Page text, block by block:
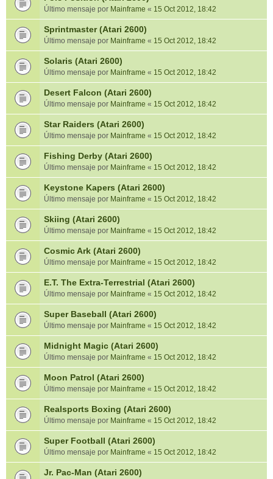
Último mensaje por Mainframe « 15 Oct 2012, 18:42
Sprintmaster (Atari 2600)
Último mensaje por Mainframe « 15 Oct 2012, 18:42
Solaris (Atari 2600)
Último mensaje por Mainframe « 15 Oct 2012, 18:42
Desert Falcon (Atari 2600)
Último mensaje por Mainframe « 15 Oct 2012, 18:42
Star Raiders (Atari 2600)
Último mensaje por Mainframe « 15 Oct 2012, 18:42
Fishing Derby (Atari 2600)
Último mensaje por Mainframe « 15 Oct 2012, 18:42
Keystone Kapers (Atari 2600)
Último mensaje por Mainframe « 15 Oct 2012, 18:42
Skiing (Atari 2600)
Último mensaje por Mainframe « 15 Oct 2012, 18:42
Cosmic Ark (Atari 2600)
Último mensaje por Mainframe « 15 Oct 2012, 18:42
E.T. The Extra-Terrestrial (Atari 2600)
Último mensaje por Mainframe « 15 Oct 2012, 18:42
Super Baseball (Atari 2600)
Último mensaje por Mainframe « 15 Oct 2012, 18:42
Midnight Magic (Atari 2600)
Último mensaje por Mainframe « 15 Oct 2012, 18:42
Moon Patrol (Atari 2600)
Último mensaje por Mainframe « 15 Oct 2012, 18:42
Realsports Boxing (Atari 2600)
Último mensaje por Mainframe « 15 Oct 2012, 18:42
Super Football (Atari 2600)
Último mensaje por Mainframe « 15 Oct 2012, 18:42
Jr. Pac-Man (Atari 2600)